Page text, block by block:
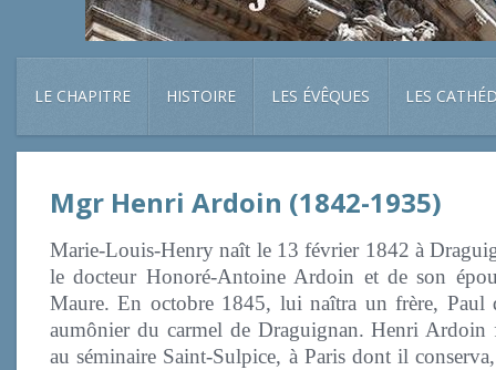
LE CHAPITRE HISTOIRE LES ÉVÊQUES LES
Mgr Henri Ardoin (1842-1935)
Marie-Louis-Henry naît le 13 février 1842 à
le docteur Honoré-Antoine Ardoin et de son
Maure. En octobre 1845, lui naîtra un frère,
aumônier du carmel de Draguignan. Henri Ardoin
au séminaire Saint-Sulpice, à Paris dont il